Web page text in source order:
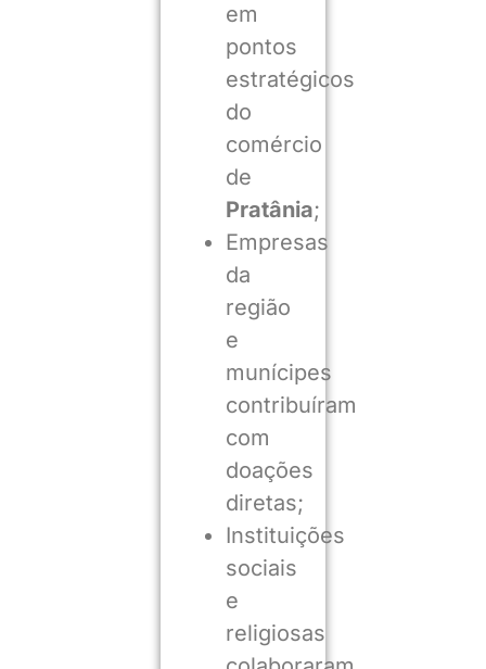
em
pontos
estratégicos
do
comércio
de
Pratânia;
Empresas
da
região
e
munícipes
contribuíram
com
doações
diretas;
Instituições
sociais
e
religiosas